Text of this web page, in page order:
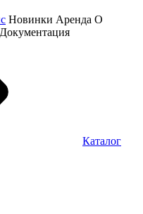
Новинки Аренда О
Документация
Каталог